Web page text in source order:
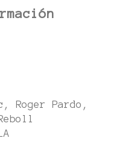
Roger Pardo,